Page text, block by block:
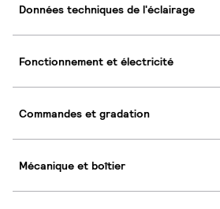
Données techniques de l'éclairage
Fonctionnement et électricité
Commandes et gradation
Mécanique et boîtier